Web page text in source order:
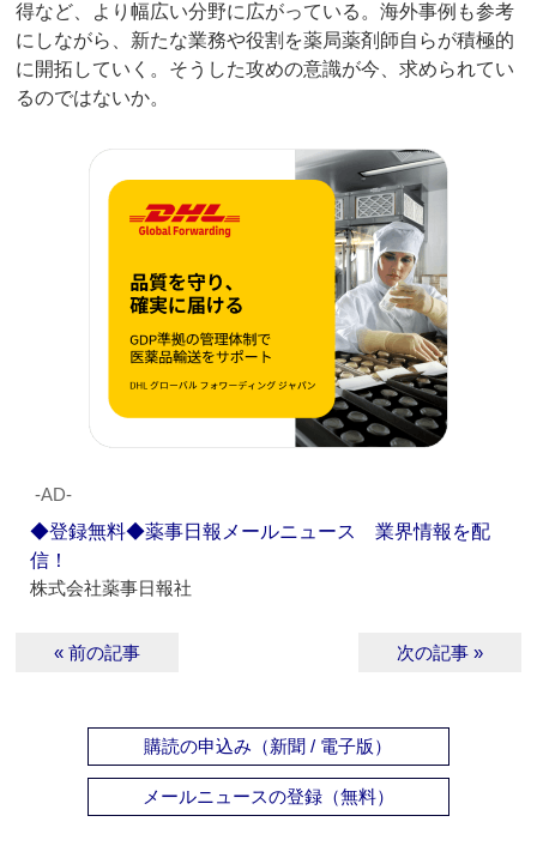
得など、より幅広い分野に広がっている。海外事例も参考
にしながら、新たな業務や役割を薬局薬剤師自らが積極的
に開拓していく。そうした攻めの意識が今、求められてい
るのではないか。
‐AD‐
◆登録無料◆薬事日報メールニュース 業界情報を配
信！
株式会社薬事日報社
« 前の記事 次の記事 »
購読の申込み（新聞 / 電子版）
メールニュースの登録（無料）